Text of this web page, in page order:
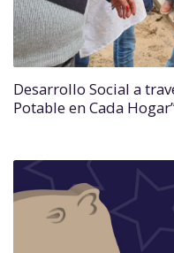
Desarrollo Social a
Potable en Cada